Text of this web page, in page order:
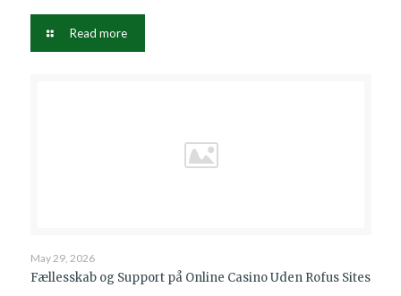
Read more
May 29, 2026
Fællesskab og Support på Online Casino Uden Rofus Sites